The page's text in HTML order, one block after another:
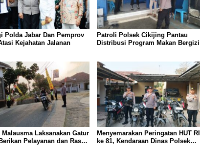
Polda Jabar Dan Pemprov
Kejahatan Jalanan
Patroli Polsek Cikijing Pantau
Distribusi Program Makan Bergizi
Laksanakan Gatur
Pelayanan dan Rasa
Menyemarakan Peringatan HUT RI
ke 81, Kendaraan Dinas Polsek